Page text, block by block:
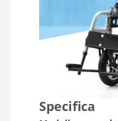
Specifica